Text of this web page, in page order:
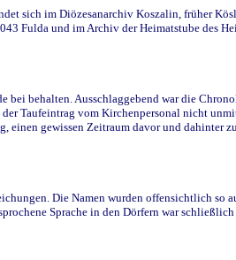
sich im Diözesanarchiv Koszalin, früher
Fulda und im Archiv der Heimatstube des
behalten. Ausschlaggebend war die
Taufeintrag vom Kirchenpersonal nicht
gewissen Zeitraum davor und dahinter
Die Namen wurden offensichtlich so
Sprache in den Dörfern war